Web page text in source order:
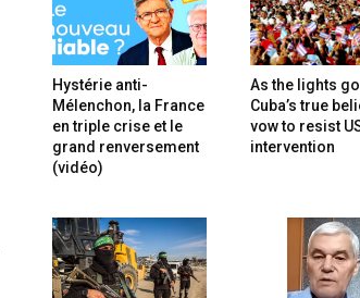
Hystérie anti-
Mélenchon, la France
en triple crise et le
grand renversement
(vidéo)
As the lights
Cuba’s true
vow to resist
intervention